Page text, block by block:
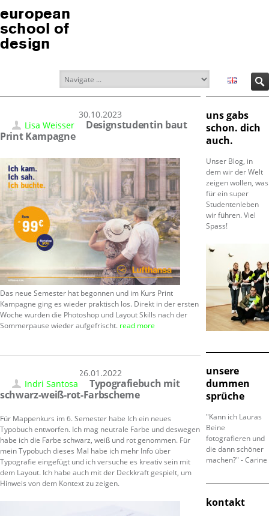
european
school of
design
30.10.2023
Lisa Weisser
Designstudentin baut
Print Kampagne
Das neue Semester hat begonnen und im Kurs Print
Kampagne ging es wieder praktisch los. Direkt in der ersten
Woche wurden die Photoshop und Layout Skills nach der
Sommerpause wieder aufgefrischt. read more
26.01.2022
Indri Santosa
Typografiebuch mit
schwarz-weiß-rot-Farbscheme
Für Mappenkurs im 6. Semester habe Ich ein neues
Typobuch entworfen. Ich mag neutrale Farbe und deswegen
habe ich die Farbe schwarz, weiß und rot genommen. Für
mein Typobuch dieses Mal habe ich mehr Info über
Typografie eingefügt und ich versuche es kreativ sein mit
dem Layout. Ich habe auch mit der Deckkraft gespielt, um
Hinweis von dem Kontext zu zeigen.
uns gabs
schon. dich
auch.
Unser Blog, in
dem wir der Welt
zeigen wollen, was
für ein super
Studentenleben
wir führen. Viel
Spass!
unsere
dummen
sprüche
"Kann ich Lauras
Beine
fotografieren und
die dann schöner
machen?" - Carine
kontakt